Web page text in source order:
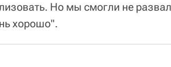
Но мы смогли не
хорошо".